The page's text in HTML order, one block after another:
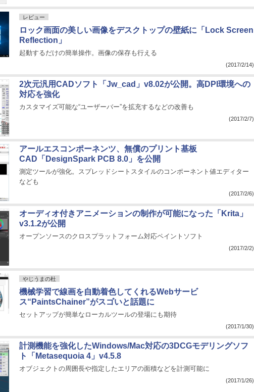
レビュー
ロック画面の美しい画像をデスクトップの壁紙に「Lock Screen
Reflection」
起動するだけの簡単操作。画像の保存も行える
(2017/2/14)
2次元汎用CADソフト「Jw_cad」v8.02が公開。高DPI環境への
対応を強化
カスタマイズ可能な“ユーザーバー”を拡充するなどの改善も
(2017/2/7)
アールエスコンポーネンツ、無償のプリント基板
CAD「DesignSpark PCB 8.0」を公開
測定ツールが強化。スプレッドシートスタイルのコンポーネント値エディター
なども
(2017/2/6)
オーディオ付きアニメーションの制作が可能になった「Krita」
v3.1.2が公開
オープンソースのクロスプラットフォーム対応ペイントソフト
(2017/2/2)
やじうまの杜
機械学習で線画を自動着色してくれるWebサービ
ス“PaintsChainer”がスゴいと話題に
セットアップが簡単なローカルツールの登場にも期待
(2017/1/30)
計測機能を強化したWindows/Mac対応の3DCGモデリングソフ
ト「Metasequoia 4」v4.5.8
オブジェクトの周囲長や指定したエリアの面積などを計測可能に
(2017/1/26)